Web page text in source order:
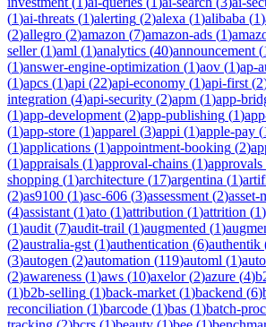
(1)ai-threats (1)alerting (2)alexa (1)alibaba (1)
(2)allegro (2)amazon (7)amazon-ads (1)
seller(1)aml (1)analytics (40)announcement (
(1)answer-engine-optimization (1)aov (1)ap-
(1)apcs (1)api (22)api-economy (1)api-first (2
integration (4)api-security (2)apm (1)app-
(1)app-development (2)app-publishing (1)
(1)app-store (1)apparel (3)appi (1)apple-pay (
(1)applications (1)appointment-booking (2)
(1)appraisals (1)approval-chains (1)approvals
shopping (1)architecture (17)argentina (1)
(2)as9100 (1)asc-606 (3)assessment (2)asset-
(4)assistant (1)ato (1)attribution (1)attrition (1)
(1)audit (7)audit-trail (1)augmented (1)
(2)australia-gst (1)authentication (6)authentik
(3)autogen (2)automation (119)automl (1)
(2)awareness (1)aws (10)axelor(2)azure (4)
(1)b2b-selling (1)back-market (1)backend (6)
reconciliation (1)barcode (1)bas (1)batch-